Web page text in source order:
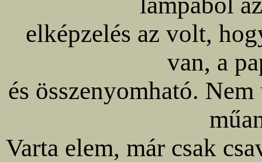
elképzelés az volt,
van, a
és összenyomható.
Varta elem, már csak